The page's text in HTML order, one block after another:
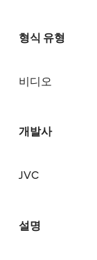
형식 유형
비디오
개발사
JVC
설명